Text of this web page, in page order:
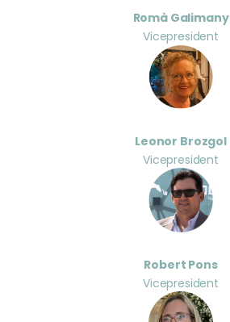
Romà Galimany
Vicepresident
Leonor Brozgol
Vicepresident
Robert Pons
Vicepresident